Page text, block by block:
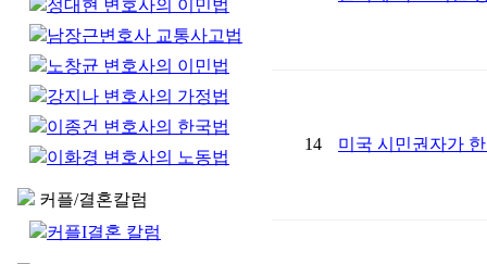
정대현 변호사의 이민법
남장근변호사 교통사고법
노창균 변호사의 이민법
강지나 변호사의 가정법
이종건 변호사의 한국법
이화경 변호사의 노동법
커플/결혼칼럼
커플I결혼 칼럼
14 미국 시민권자가